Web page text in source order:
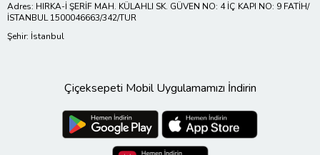
Adres: HIRKA-İ ŞERİF MAH. KÜLAHLI SK. GÜVEN NO: 4 İÇ KAPI NO: 9 FATİH/
İSTANBUL 1500046663/342/TUR
Şehir: İstanbul
Çiçeksepeti Mobil Uygulamamızı İndirin